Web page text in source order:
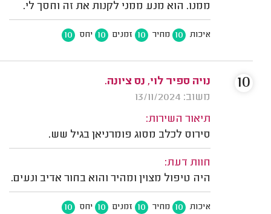
ממנו. הוא מנע ממני לקנות את זה וחסך לי.
איכות 10 מחיר 10 זמנים 10 יחס 10
נויה ספיר לוי, נס ציונה.
משוב: 13/11/2024
תיאור השירות:
סירוס לכלב מסוג פומרניאן בגיל שש.
חוות דעת:
היה טיפול מצוין ומהיר והוא בחור אדיב ונעים.
איכות 10 מחיר 10 זמנים 10 יחס 10
10